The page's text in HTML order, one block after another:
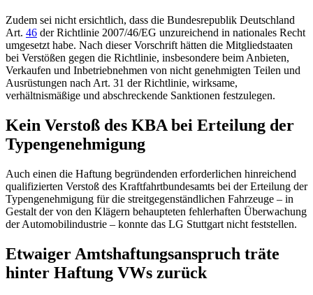
Zudem sei nicht ersichtlich, dass die Bundesrepublik Deutschland
Art. 46 der Richtlinie 2007/46/EG unzureichend in nationales Recht
umgesetzt habe. Nach dieser Vorschrift hätten die Mitgliedstaaten
bei Verstößen gegen die Richtlinie, insbesondere beim Anbieten,
Verkaufen und Inbetriebnehmen von nicht genehmigten Teilen und
Ausrüstungen nach Art. 31 der Richtlinie, wirksame,
verhältnismäßige und abschreckende Sanktionen festzulegen.
Kein Verstoß des KBA bei Erteilung der
Typengenehmigung
Auch einen die Haftung begründenden erforderlichen hinreichend
qualifizierten Verstoß des Kraftfahrtbundesamts bei der Erteilung der
Typengenehmigung für die streitgegenständlichen Fahrzeuge – in
Gestalt der von den Klägern behaupteten fehlerhaften Überwachung
der Automobilindustrie – konnte das LG Stuttgart nicht feststellen.
Etwaiger Amtshaftungsanspruch träte
hinter Haftung VWs zurück